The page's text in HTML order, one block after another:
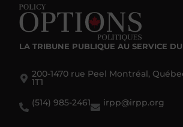
LA TRIBUNE PUBLIQUE AU SERVICE
200-1470 rue Peel Montréal,
1T1
(514) 985-2461
irpp@irpp.org